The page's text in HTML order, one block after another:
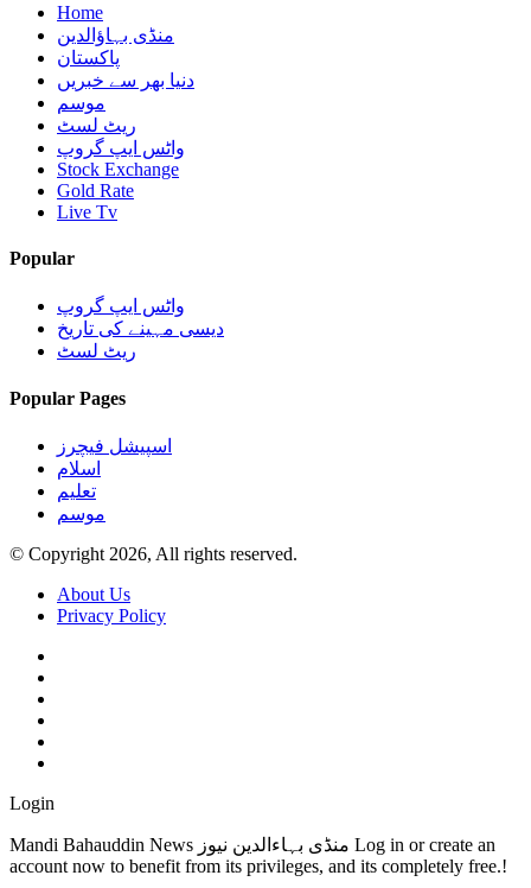
Home
منڈی بہاؤالدین
پاکستان
دنیا بھر سے خبریں
موسم
ریٹ لسٹ
واٹس ایپ گروپ
Stock Exchange
Gold Rate
Live Tv
Popular
واٹس ایپ گروپ
دیسی مہینے کی تاریخ
ریٹ لسٹ
Popular Pages
اسپیشل فیچرز
اسلام
تعلیم
موسم
© Copyright 2026, All rights reserved.
About Us
Privacy Policy
Login
Mandi Bahauddin News منڈی بہاءالدین نیوز Log in or create an
account now to benefit from its privileges, and its completely free.!